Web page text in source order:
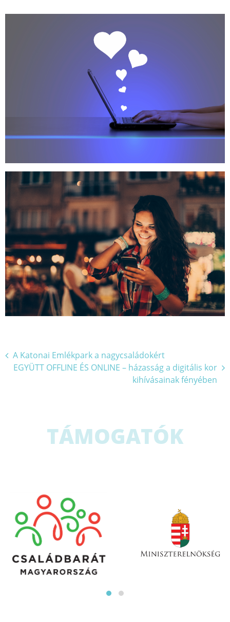
Bejegyzés
navigáció
A Katonai Emlékpark a nagycsaládokért
EGYÜTT OFFLINE ÉS ONLINE – házasság a digitális kor
kihívásainak fényében
TÁMOGATÓK